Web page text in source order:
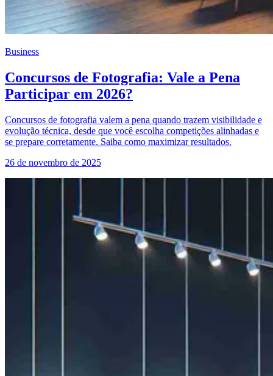
Business
Concursos de Fotografia: Vale a Pena
Participar em 2026?
Concursos de fotografia valem a pena quando trazem visibilidade e
evolução técnica, desde que você escolha competições alinhadas e
se prepare corretamente. Saiba como maximizar resultados.
26 de novembro de 2025